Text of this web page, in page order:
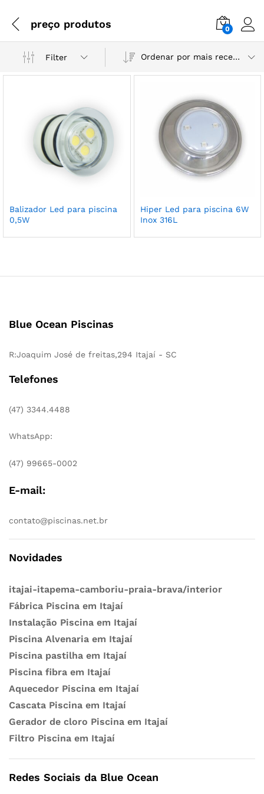
preço produtos 0
Filter Ordenar por mais recente
Balizador Led para piscina
0,5W
Hiper Led para piscina 6W
Inox 316L
Blue Ocean Piscinas
R:Joaquim José de freitas,294 Itajaí - SC
Telefones
(47) 3344.4488
WhatsApp:
(47) 99665-0002
E-mail:
contato@piscinas.net.br
Novidades
itajai-itapema-camboriu-praia-brava/interior
Fábrica Piscina em Itajaí
Instalação Piscina em Itajaí
Piscina Alvenaria em Itajaí
Piscina pastilha em Itajaí
Piscina fibra em Itajaí
Aquecedor Piscina em Itajaí
Cascata Piscina em Itajaí
Gerador de cloro Piscina em Itajaí
Filtro Piscina em Itajaí
Redes Sociais da Blue Ocean